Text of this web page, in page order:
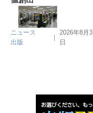
ニュース
出版
｜
2026年8月3
日